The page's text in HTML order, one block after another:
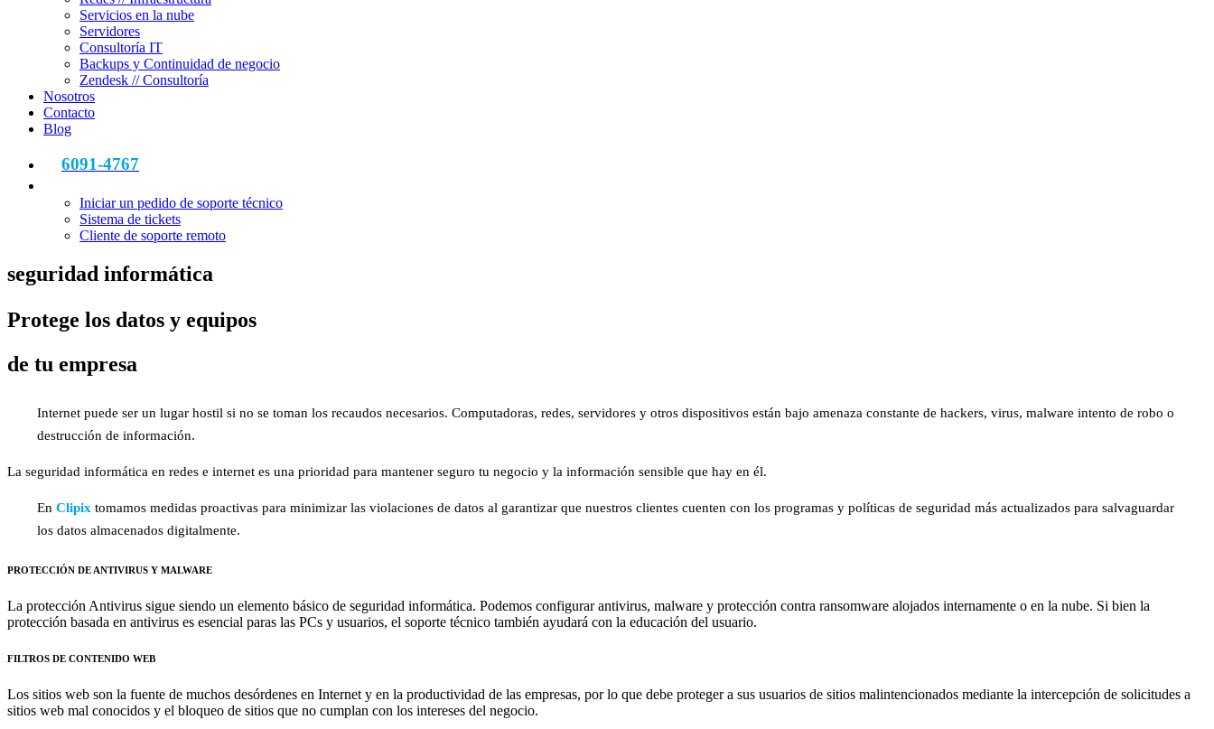
Servicios en la nube
Servidores
Consultoría IT
Backups y Continuidad de negocio
Zendesk // Consultoría
Nosotros
Contacto
Blog
6091-4767
Iniciar un pedido de soporte técnico
Sistema de tickets
Cliente de soporte remoto
seguridad informática
Protege los datos y equipos
de tu empresa
Internet puede ser un lugar hostil si no se toman los recaudos necesarios. Computadoras, redes, servidores y otros dispositivos están bajo amenaza constante de hackers, virus, malware intento de robo o
destrucción de información.
La seguridad informática en redes e internet es una prioridad para mantener seguro tu negocio y la información sensible que hay en él.
EnClipix tomamos medidas proactivas para minimizar las violaciones de datos al garantizar que nuestros clientes cuenten con los programas y políticas de seguridad más actualizados para salvaguardar
los datos almacenados digitalmente.
PROTECCIÓN DE ANTIVIRUS Y MALWARE
La protección Antivirus sigue siendo un elemento básico de seguridad informática. Podemos configurar antivirus, malware y protección contra ransomware alojados internamente o en la nube. Si bien la
protección basada en antivirus es esencial paras las PCs y usuarios, el soporte técnico también ayudará con la educación del usuario.
FILTROS DE CONTENIDO WEB​
Los sitios web son la fuente de muchos desórdenes en Internet y en la productividad de las empresas, por lo que debe proteger a sus usuarios de sitios malintencionados mediante la intercepción de solicitudes a
sitios web mal conocidos y el bloqueo de sitios que no cumplan con los intereses del negocio.